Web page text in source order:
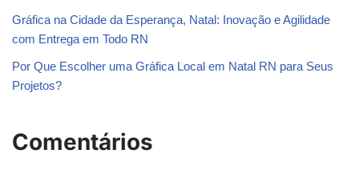
Gráfica na Cidade da Esperança, Natal: Inovação e Agilidade
com Entrega em Todo RN
Por Que Escolher uma Gráfica Local em Natal RN para Seus
Projetos?
Comentários